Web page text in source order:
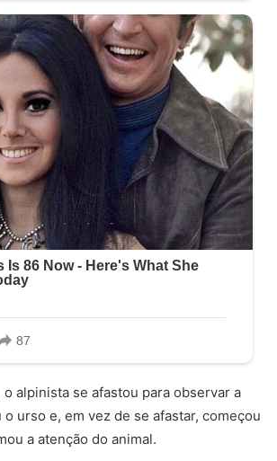
alpinista se afastou para observar a
o urso e, em vez de se afastar, começou
a atenção do animal.